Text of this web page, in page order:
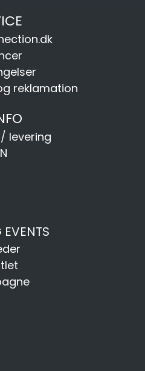
reklamation
levering
EVENTS